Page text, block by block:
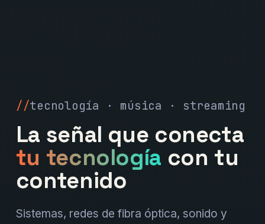
tecnología · música · streaming
La señal que conecta
tu tecnología con tu
contenido
Sistemas, redes de fibra óptica, sonido y